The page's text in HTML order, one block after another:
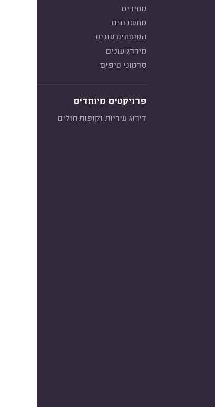
מחירים
מחשבונים
המומחים עונים
מידרג עונים
סרטוני טיפים
פרויקטים מיוחדים
דירוג עיריות וקופות חולים